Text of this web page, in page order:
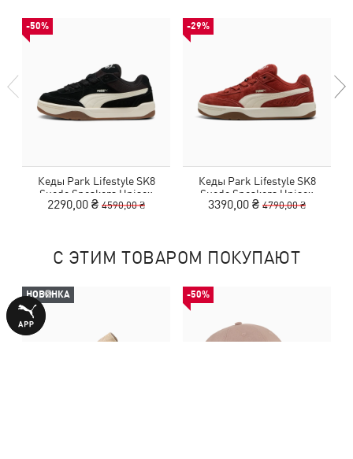
-50%
Кеды Park Lifestyle SK8
Suede Sneakers Unisex
2290,00 ₴ 4590,00 ₴
-29%
Кеды Park Lifestyle SK8
Suede Sneakers Unisex
3390,00 ₴ 4790,00 ₴
С ЭТИМ ТОВАРОМ ПОКУПАЮТ
НОВИНКА -50%